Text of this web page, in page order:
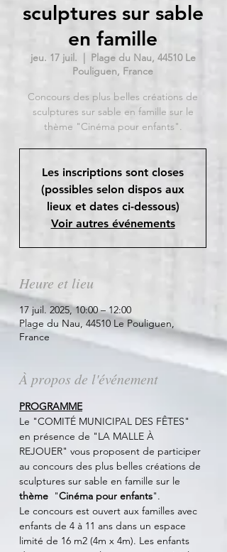
sculptures sur sable
en famille
jeu. 17 juil.
  |
Plage du Nau, 44510 Le
Pouliguen, France
Concours des plus belles créations de
sculptures sur sable en famille sur le
thème "Cinéma pour enfants".
Les inscriptions sont closes
(possibles selon dispos aux
lieux et dates ci-dessous)
Voir autres événements
Heure et lieu
17 juil. 2025, 10:00 – 12:00
Plage du Nau, 44510 Le Pouliguen,
France
À propos de l'événement
PROGRAMME
Le "COMITÉ MUNICIPAL DES FÊTES"
en présence de "LA MALLE À
REJOUER" vous proposent de participer
au concours des plus belles créations de
sculptures sur sable en famille sur le
thème
  "
Cinéma pour enfants".
Le concours est ouvert aux familles avec
enfants de 4 à 11 ans dans un espace
limité de 16 m2 (4m x 4m). Les enfants